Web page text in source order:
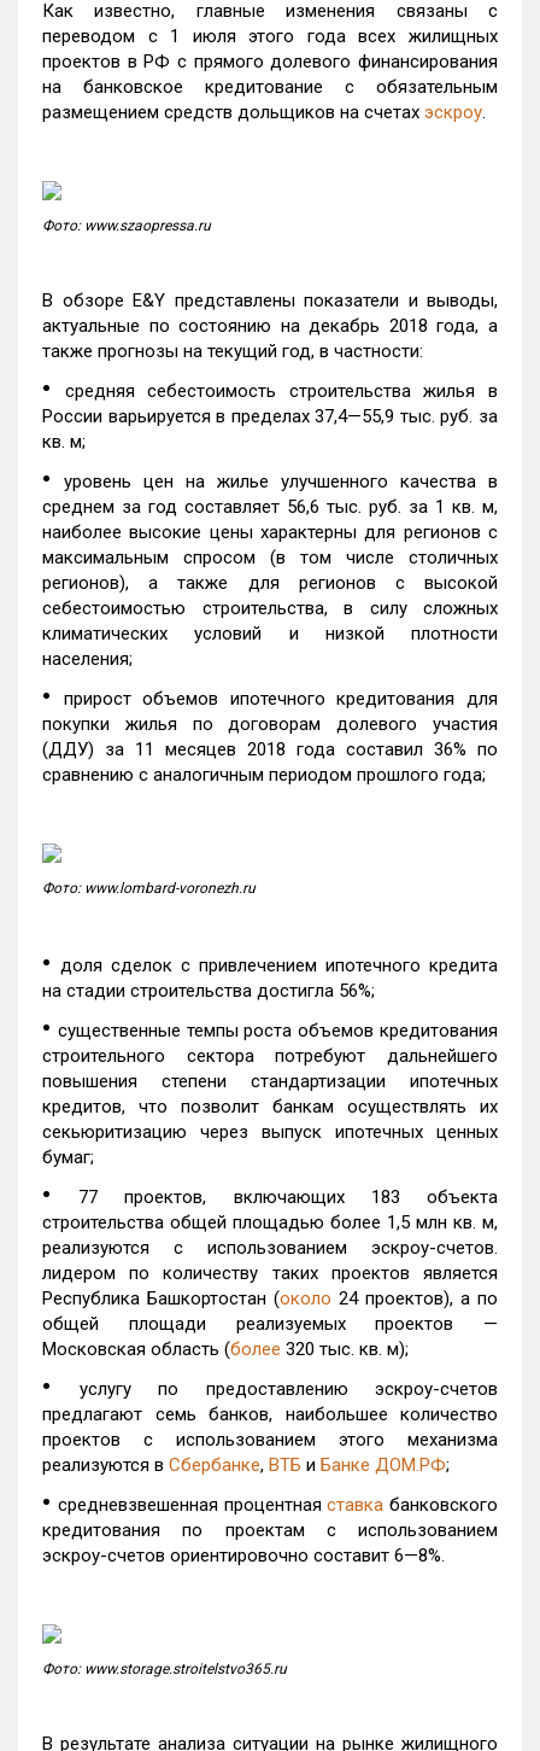
Как известно, главные изменения связаны с
переводом с 1 июля этого года всех жилищных
проектов в РФ с прямого долевого финансирования
на банковское кредитование с обязательным
размещением средств дольщиков на счетах эскроу.
Фото: www.szaopressa.ru
В обзоре E&Y представлены показатели и выводы,
актуальные по состоянию на декабрь 2018 года, а
также прогнозы на текущий год, в частности:
•
средняя себестоимость строительства жилья в
России варьируется в пределах 37,4—55,9 тыс. руб. за
кв. м;
•
уровень цен на жилье улучшенного качества в
среднем за год составляет 56,6 тыс. руб. за 1 кв. м,
наиболее высокие цены характерны для регионов с
максимальным спросом (в том числе столичных
регионов), а также для регионов с высокой
себестоимостью строительства, в силу сложных
климатических условий и низкой плотности
населения;
•
прирост объемов ипотечного кредитования для
покупки жилья по договорам долевого участия
(ДДУ) за 11 месяцев 2018 года составил 36% по
сравнению с аналогичным периодом прошлого года;
Фото: www.lombard-voronezh.ru
• доля сделок с привлечением ипотечного кредита
на стадии строительства достигла 56%;
• существенные темпы роста объемов кредитования
строительного сектора потребуют дальнейшего
повышения степени стандартизации ипотечных
кредитов, что позволит банкам осуществлять их
секьюритизацию через выпуск ипотечных ценных
бумаг;
•
77 проектов, включающих 183 объекта
строительства общей площадью более 1,5 млн кв. м,
реализуются с использованием эскроу-счетов.
лидером по количеству таких проектов является
Республика Башкортостан (около 24 проектов), а по
общей площади реализуемых проектов —
Московская область (более 320 тыс. кв. м);
•
услугу по предоставлению эскроу-счетов
предлагают семь банков, наибольшее количество
проектов с использованием этого механизма
реализуются в Сбербанке, ВТБ и Банке ДОМ.РФ;
• средневзвешенная процентнаяставка банковского
кредитования по проектам с использованием
эскроу-счетов ориентировочно составит 6—8%.
Фото: www.storage.stroitelstvo365.ru
В результате анализа ситуации на рынке жилищного